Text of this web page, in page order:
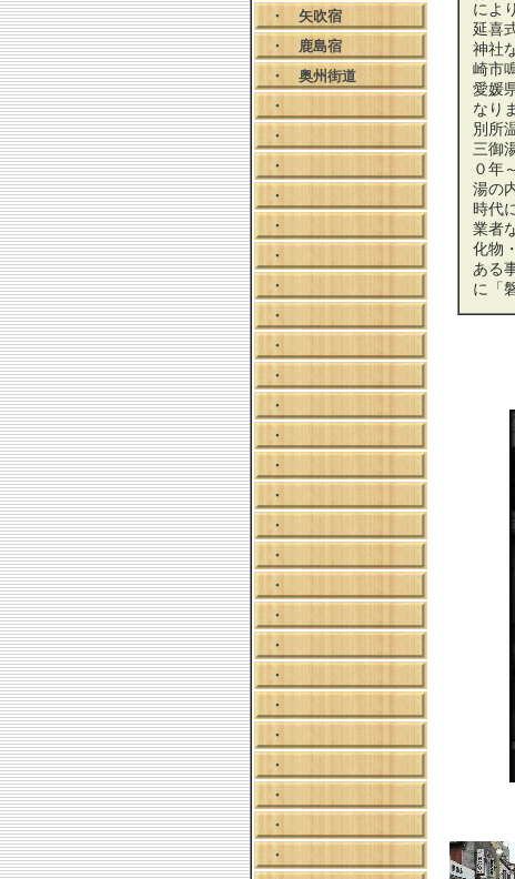
・ 矢吹宿
・ 鹿島宿
・ 奥州街道
・
・
・
・
・
・
・
・
・
・
・
・
・
・
・
・
・
・
・
・
・
・
・
・
・
・
によ
延喜
神社
崎市
愛媛
なり
別所
三御
０年
湯の
時代
業者
化物
ある
に「